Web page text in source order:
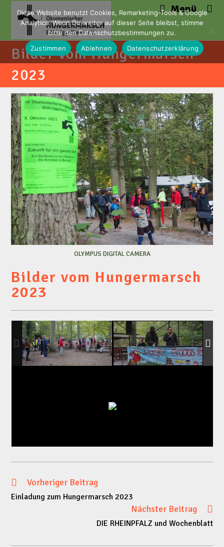
Menü
Bilder vom Hungermarsch
2023
OLYMPUS DIGITAL CAMERA
Bilder vom Hungermarsch
2023
WeitereVorheriger Beitrag
Einladung zum Hungermarsch 2023
Nächster Beitrag
DIE RHEINPFALZ und Wochenblatt
Diese Website benutzt Cookies, Remarketing-Tools & Google
Analytics. Wenn Du weiter auf dieser Seite bleibst, stimme
bitte den Datenschutzbestimmungen zu.
Zustimmen
Ablehnen Datenschutzerklärung